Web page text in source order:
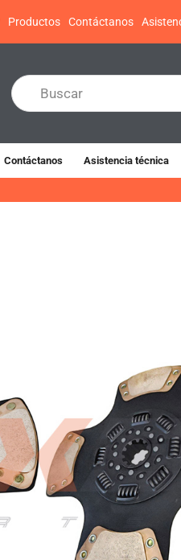
Productos Contáctanos
Contáctanos Asistencia técnica